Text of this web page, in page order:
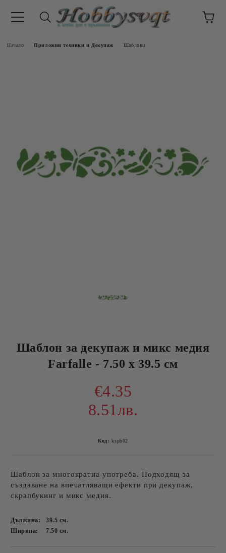
Начало Приложни техники и Декупаж Шаблони
Шаблон за декупаж и микс медия
Farfalle - 7.50 x 39.5 см
€4.35
8.51лв.
Код: kspb02
Шаблон за многократна употреба. Подходящ за
създаване на впечатляващи ефекти при декупаж,
скрапбукинг и микс медия.
Дължина: 39.5 см.
Ширина:
7.50 см.